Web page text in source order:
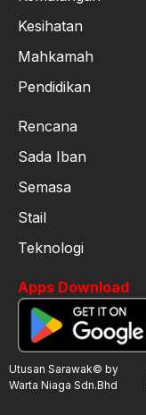
Kesihatan
Mahkamah
Pendidikan
Rencana
Sada Iban
Semasa
Stail
Teknologi
Apps Download
Utusan Sarawak© by
Warta Niaga Sdn.Bhd